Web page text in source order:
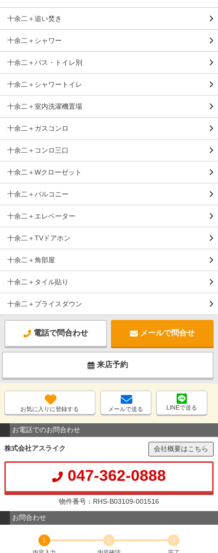
十余二＋追い焚き
十余二＋シャワー
十余二＋バス・トイレ別
十余二＋シャワートイレ
十余二＋室内洗濯機置場
十余二＋ガスコンロ
十余二＋コンロ三口
十余二＋Wクローゼット
十余二＋バルコニー
十余二＋エレベーター
十余二＋TVドアホン
十余二＋角部屋
十余二＋タイル貼り
十余二＋プライスダウン
電話で問合わせ メールで問合せ
来店予約
お気に入りに登録する メールで送る LINEで送る
お電話でのお問合わせ
株式会社アスライク 会社概要はこちら
047-362-0888
物件番号：RHS-B03109-001516
お問合わせ
1
2
3